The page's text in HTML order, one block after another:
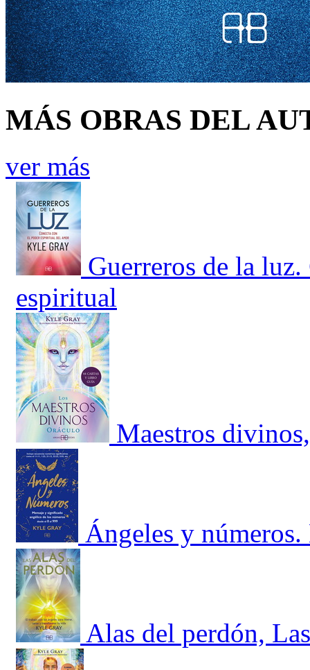
MÁS OBRAS DEL
ver más
Guerreros de la
espiritual
Maestros
Ángeles y
Alas del perdón,